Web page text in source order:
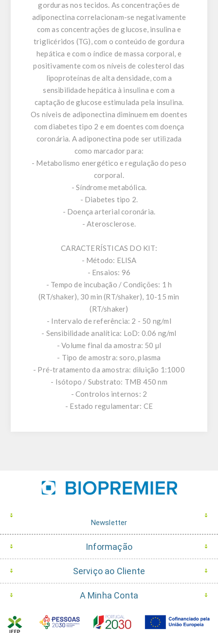
gorduras nos tecidos. As concentrações de
adiponectina correlacionam-se negativamente
com as concentrações de glucose, insulina e
triglicéridos (TG), com o conteúdo de gordura
hepática e com o índice de massa corporal, e
positivamente com os níveis de colesterol das
lipoproteínas de alta densidade, com a
sensibilidade hepática à insulina e com a
captação de glucose estimulada pela insulina.
Os níveis de adiponectina diminuem em doentes
com diabetes tipo 2 e em doentes com doença
coronária. A adiponectina pode ser utilizada
como marcador para:
- Metabolismo energético e regulação do peso
corporal.
- Síndrome metabólica.
- Diabetes tipo 2.
- Doença arterial coronária.
- Aterosclerose.
CARACTERÍSTICAS DO KIT:
- Método: ELISA
- Ensaios: 96
- Tempo de incubação / Condições: 1 h
(RT/shaker), 30 min (RT/shaker), 10-15 min
(RT/shaker)
- Intervalo de referência: 2 - 50 ng/ml
- Sensibilidade analítica: LoD: 0.06 ng/ml
- Volume final da amostra: 50 µl
- Tipo de amostra: soro, plasma
- Pré-tratamento da amostra: diluição 1:1000
- Isótopo / Substrato: TMB 450 nm
- Controlos internos: 2
- Estado regulamentar: CE
Newsletter
Informação
Serviço ao Cliente
A Minha Conta